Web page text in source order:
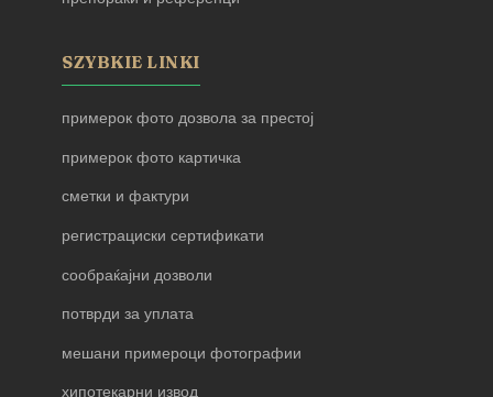
SZYBKIE LINKI
примерок фото дозвола за престој
примерок фото картичка
сметки и фактури
регистрациски сертификати
сообраќајни дозволи
потврди за уплата
мешани примероци фотографии
хипотекарни извод